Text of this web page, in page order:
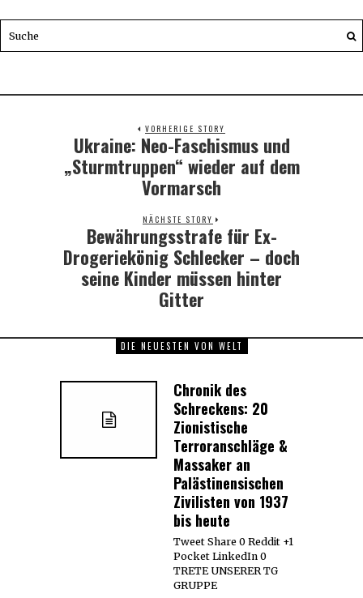
VORHERIGE STORY
Previous
post:
Ukraine: Neo-Faschismus und
„Sturmtruppen“ wieder auf dem
Vormarsch
NÄCHSTE STORY
Next
post:
Bewährungsstrafe für Ex-
Drogeriekönig Schlecker – doch
seine Kinder müssen hinter
Gitter
DIE NEUESTEN VON WELT
Chronik des
Schreckens: 20
Zionistische
Terroranschläge &
Massaker an
Palästinensischen
Zivilisten von 1937
bis heute
Tweet Share 0 Reddit +1
Pocket LinkedIn 0
TRETE UNSERER TG
GRUPPE